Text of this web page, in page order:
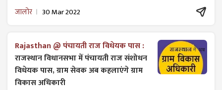
जालोर 30 Mar 2022
Rajasthan @ पंचायती राज विधेयक पास :
राजस्थान विधानसभा में पंचायती राज ​संशोधन
विधेयक पास, ग्राम सेवक अब कहलाएंगे ग्राम
विकास अधिकारी